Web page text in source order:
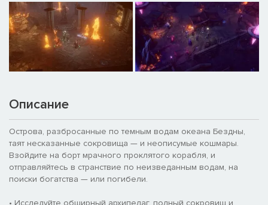
Описание
Острова, разбросанные по темным водам океана Бездны,
таят несказанные сокровища — и неописумые кошмары.
Взойдите на борт мрачного проклятого корабля, и
отправляйтесь в странствие по неизведанным водам, на
поиски богатства — или погибели.
• Исследуйте обширный архипелаг, полный сокровищ и